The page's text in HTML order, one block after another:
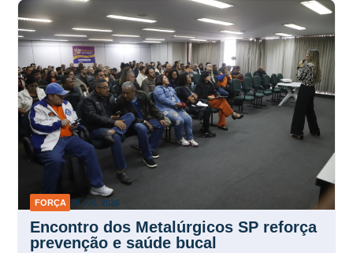
FORÇA 30 JUL 2026
Encontro dos Metalúrgicos SP reforça
prevenção e saúde bucal